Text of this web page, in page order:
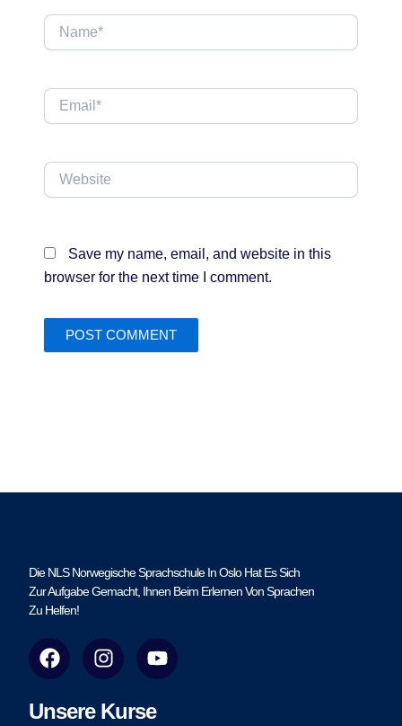
Name*
Email*
Website
Save my name, email, and website in this
browser for the next time I comment.
Die NLS Norwegische Sprachschule In Oslo Hat Es Sich
Zur Aufgabe Gemacht, Ihnen Beim Erlernen Von Sprachen
Zu Helfen!
F
a
e
I
n
t
Y
o
t
Unsere Kurse